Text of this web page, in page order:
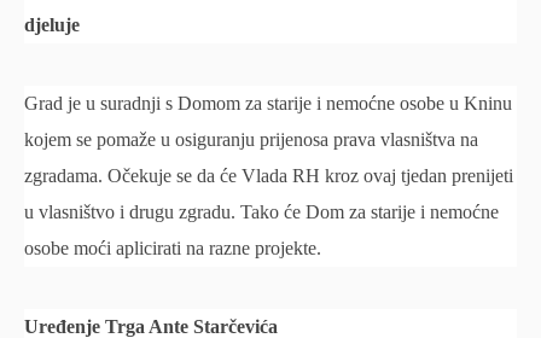
djeluje
Grad je u suradnji s Domom za starije i nemoćne osobe u Kninu
kojem se pomaže u osiguranju prijenosa prava vlasništva na
zgradama. Očekuje se da će Vlada RH kroz ovaj tjedan prenijeti
u vlasništvo i drugu zgradu. Tako će Dom za starije i nemoćne
osobe moći aplicirati na razne projekte.
Uređenje Trga Ante Starčevića